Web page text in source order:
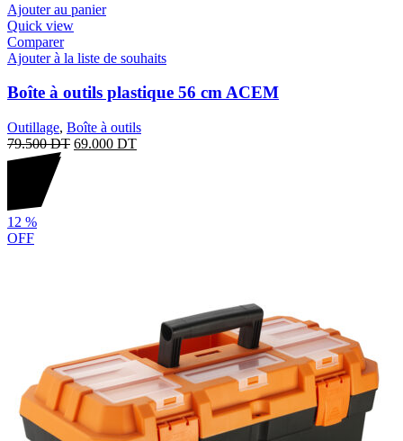
Ajouter au panier
Quick view
Comparer
Ajouter à la liste de souhaits
Boîte à outils plastique 56 cm ACEM
Outillage, Boîte à outils
79.500DT 69.000 DT
12 %
OFF